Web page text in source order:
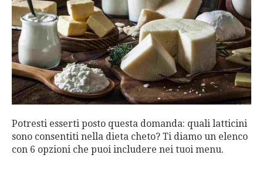
Potresti esserti posto questa domanda: quali latticini
sono consentiti nella dieta cheto? Ti diamo un elenco
con 6 opzioni che puoi includere nei tuoi menu.